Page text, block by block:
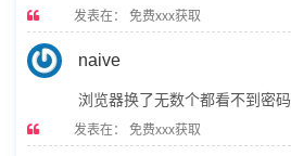
发表在： 免费xxx获取
naive
浏览器换了无数个都看不到密码
发表在： 免费xxx获取